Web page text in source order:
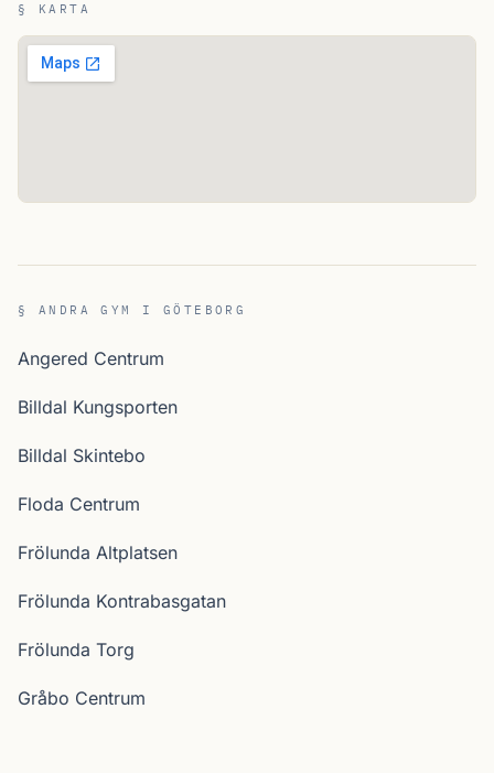
§ KARTA
§ ANDRA GYM I GÖTEBORG
Angered Centrum
Billdal Kungsporten
Billdal Skintebo
Floda Centrum
Frölunda Altplatsen
Frölunda Kontrabasgatan
Frölunda Torg
Gråbo Centrum